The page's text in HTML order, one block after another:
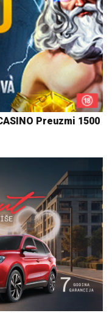
Preuzmi 1500